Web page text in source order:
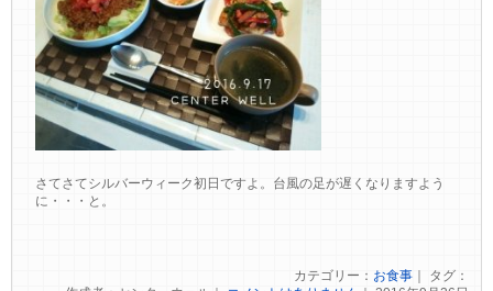
さてさてシルバーウィーク初日ですよ。台風の足が遅くなりますよう
に・・・と。
カテゴリー： お食事｜ タグ：